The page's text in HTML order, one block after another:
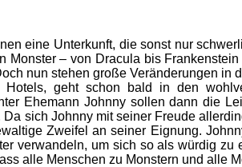
eine Unterkunft, die sonst nur
Monster – von Dracula bis Frankenstein
nun stehen große Veränderungen in
geht schon bald in den
Ehemann Johnny sollen dann die
sich Johnny mit seiner Freude
Zweifel an seiner Eignung.
verwandeln, um sich so als würdig zu
alle Menschen zu Monstern und alle